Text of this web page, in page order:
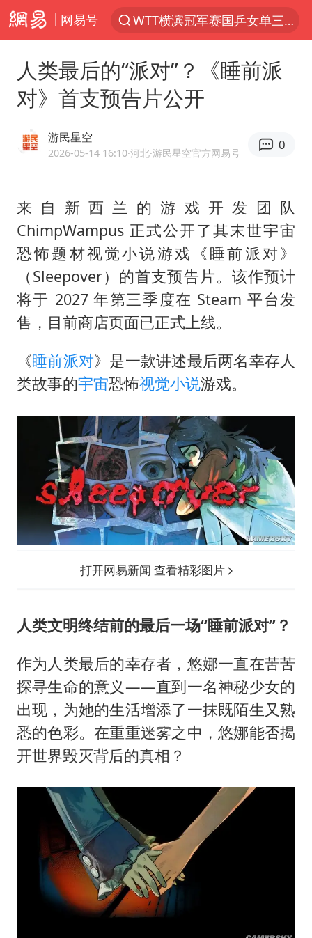
网易号
WTT横滨冠军赛国乒女单三将晋级四强
光影经济撬动暑期消费新蓝海
日本发布排名：“中国第一，美日德韩英法居后”
大V：马科斯把路走绝了
杭州全市有序停课
几元成本的AI广告导致千万市值蒸发
唐田赛前发布会上引用《孙子兵法》
台当局重金为“台独”织“皇帝新衣”
郑丽文：台湾从来没有“独立”过
商场现钱学森巨幅海报 负责人回应
老挝国会主席赛宋蓬逝世
购飞机票7分钟后退票被扣2022元
《欢迎来龙餐馆》口碑
泰国初中生饮弹自尽前开了26枪
夏日经济乘“热”而上 消费市场向“新”而行
乐享全民健身 共筑健康中国
人类最后的“派对”？《睡前派
对》首支预告片公开
游民星空
2026-05-14 16:10·河北·游民星空官方网易号
0
来自新西兰的游戏开发团队
ChimpWampus 正式公开了其末世宇宙
恐怖题材视觉小说游戏《睡前派对》
（Sleepover）的首支预告片。该作预计
将于 2027 年第三季度在 Steam 平台发
售，目前商店页面已正式上线。
《睡前派对》是一款讲述最后两名幸存人
类故事的宇宙恐怖视觉小说游戏。
打开网易新闻 查看精彩图片
人类文明终结前的最后一场“睡前派对”？
作为人类最后的幸存者，悠娜一直在苦苦
探寻生命的意义——直到一名神秘少女的
出现，为她的生活增添了一抹既陌生又熟
悉的色彩。在重重迷雾之中，悠娜能否揭
开世界毁灭背后的真相？